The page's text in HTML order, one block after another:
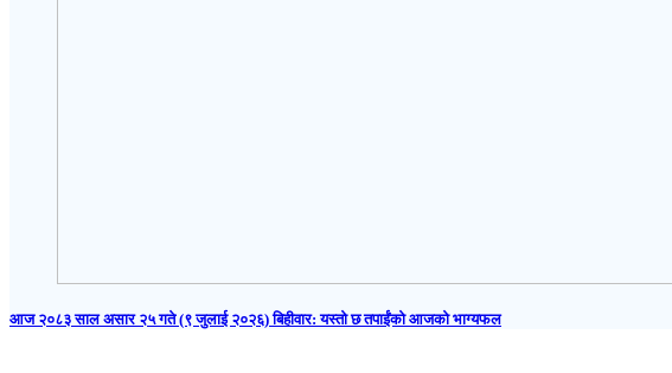
आज २०८३ साल असार २५ गते (९ जुलाई २०२६) बिहीवार: यस्तो छ तपाईंको आजको भाग्यफल